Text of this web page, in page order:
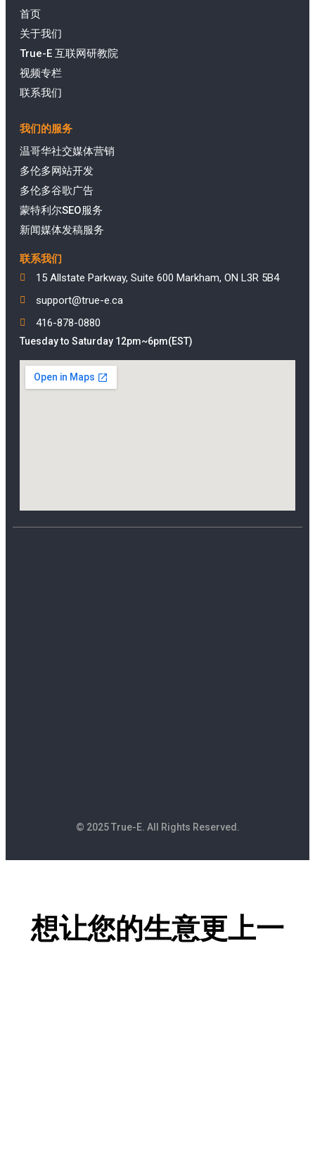
首页
关于我们
True-E 互联网研教院
视频专栏
联系我们
我们的服务
温哥华社交媒体营销
多伦多网站开发
多伦多谷歌广告
蒙特利尔SEO服务
新闻媒体发稿服务
联系我们
15 Allstate Parkway, Suite 600 Markham, ON L3R 5B4
support@true-e.ca
416-878-0880
Tuesday to Saturday 12pm~6pm(EST)
© 2025 True-E. All Rights Reserved.
想让您的生意更上一